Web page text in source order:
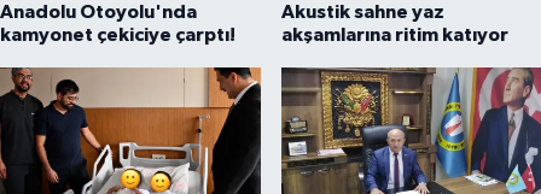
Anadolu Otoyolu'nda
kamyonet çekiciye çarptı!
Akustik sahne yaz
akşamlarına ritim katıyor